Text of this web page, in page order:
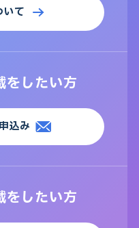
て
をしたい方
込み
をしたい方